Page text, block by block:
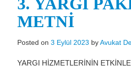
Miras Hukuku
İcra Ve İflas Hukuku
Gayrimenkul hukuku
Ticaret Hukuku
3. YARGI
METNİ
Posted on 3 Eylül 2023 byAvukat
YARGI HİZMETLERİNİN